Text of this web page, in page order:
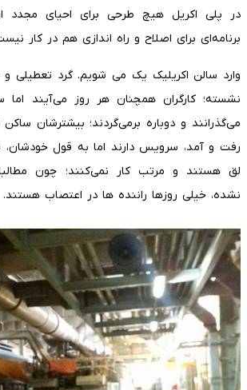
در پلی اکریل هیچ طرحی برای احیای مجدد
برنامه‌ای برای اصلاح و راه اندازی هم در کار
وارد سالن اکریلیک یک می شویم. گرد تعطیلی
نشسته؛ کارگران همچنان هر روز می‌آیند اما
می‌گذرانند و دوباره برمی‌گردند؛ بیشترشان
رفت و آمد، سرویس دارند اما به قول
لق هستند و مرتب کار نمی‌کنند؛ چون
نشده، خیلی روزها راننده ها در اعتصاب هستند.